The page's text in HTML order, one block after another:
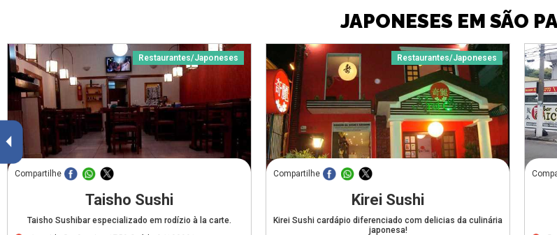
JAPONESES EM SÃO
Restaurantes/Japoneses
Compartilhe
Taisho Sushi
Taisho Sushibar especializado em rodízio à la carte.
Restaurantes/Japoneses
Compartilhe
Kirei Sushi
Kirei Sushi cardápio diferenciado com delicias da culinária
japonesa!